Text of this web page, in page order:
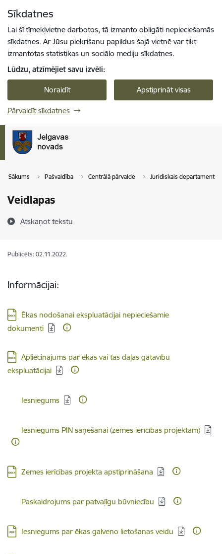
Sīkdatnes
Lai šī tīmekļvietne darbotos, tā izmanto obligāti nepieciešamās
sīkdatnes. Ar Jūsu piekrišanu papildus šajā vietnē var tikt
izmantotas statistikas un sociālo mediju sīkdatnes.
Lūdzu, atzīmējiet savu izvēli:
Noraidīt Apstiprināt visas
Pārvaldīt sīkdatnes
Sākums Pašvaldība Centrālā pārvalde Juridiskais departaments
Veidlapas
Atskaņot tekstu
Publicēts: 02.11.2022.
Informācijai:
Lejupielādēt:
Ēkas nodošanai ekspluatācijai nepieciešamie
dokumenti
Lejupielādēt:
Apliecinājums par ēkas vai tās daļas gatavību
ekspluatācijai
Lejupielādēt:
Iesniegums
Lejupielādēt:
Iesniegums PIN saņešanai (zemes ierīcības projektam)
Lejupielādēt:
Zemes ierīcības projekta apstiprināšana
Lejupielādēt:
Paskaidrojums par patvaļīgu būvniecību
Lejupielādēt:
Iesniegums par ēkas galveno lietošanas veidu